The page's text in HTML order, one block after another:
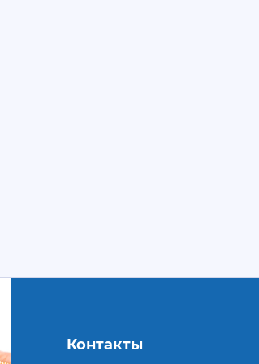
Контакты